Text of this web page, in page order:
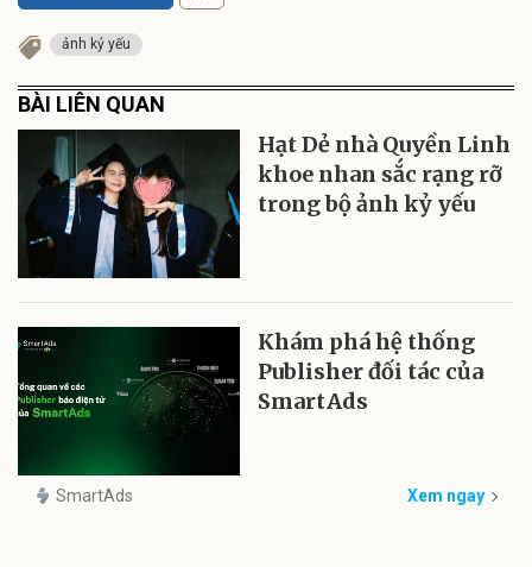
ảnh kỷ yếu
BÀI LIÊN QUAN
Hạt Dẻ nhà Quyền Linh
khoe nhan sắc rạng rỡ
trong bộ ảnh kỷ yếu
Khám phá hệ thống
Publisher đối tác của
SmartAds
SmartAds Xem ngay